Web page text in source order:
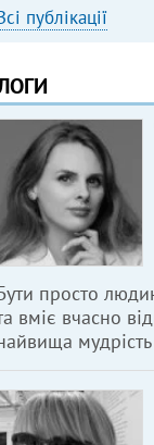
публікації
просто
вміє вчасно
мудрість